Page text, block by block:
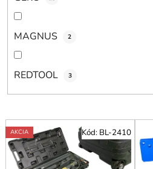
MAGNUS 2
REDTOOL 3
V
ý
p
AKCIA Kód: BL-2410